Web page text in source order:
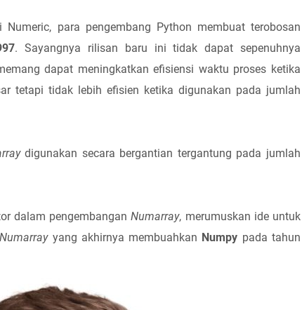
para pengembang Python membuat terobosan
. Sayangnya rilisan baru ini tidak dapat sepenuhnya
dapat meningkatkan efisiensi waktu proses ketika
tetapi tidak lebih efisien ketika digunakan pada jumlah
digunakan secara bergantian tergantung pada jumlah
dalam pengembanganNumarray, merumuskan ide untuk
Numarrayyang akhirnya membuahkan Numpy pada tahun